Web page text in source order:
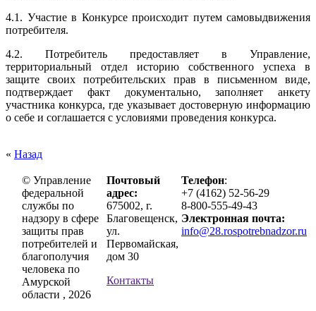
4.1. Участие в Конкурсе происходит путем самовыдвижения
потребителя.
4.2. Потребитель предоставляет в Управление,
территориальный отдел историю собственного успеха в
защите своих потребительских прав в письменном виде,
подтверждает факт документально, заполняет анкету
участника конкурса, где указывает достоверную информацию
о себе и соглашается с условиями проведения конкурса.
« Назад
© Управление
федеральной
службы по
надзору в сфере
защиты прав
потребителей и
благополучия
человека по
Амурской
области , 2026
Почтовый
адрес:
675002, г.
Благовещенск,
ул.
Первомайская,
дом 30
Контакты
Телефон:
+7 (4162) 52-56-29
8-800-555-49-43
Электронная почта:
info@28.rospotrebnadzor.ru